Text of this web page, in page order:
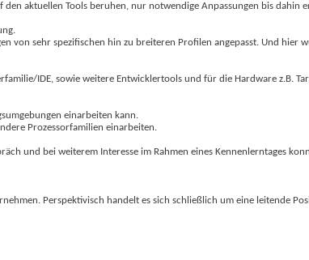
aktuellen Tools beruhen, nur notwendige Anpassungen bis dahin
von sehr spezifischen hin zu breiteren Profilen angepasst. Und hier
IDE, sowie weitere Entwicklertools und für die Hardware z.B.
einarbeiten kann.
Prozessorfamilien einarbeiten.
und bei weiterem Interesse im Rahmen eines Kennenlerntages
Perspektivisch handelt es sich schließlich um eine leitende